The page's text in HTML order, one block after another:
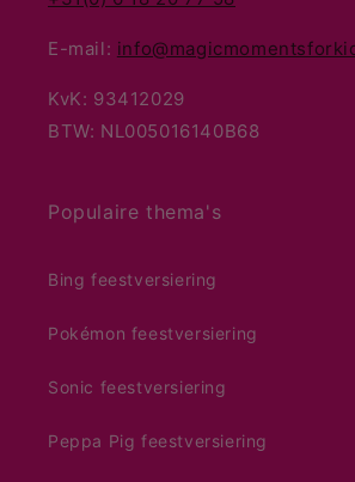
E-mail:
KvK: 93412029
BTW: NL005016140B68
Populaire thema's
Bing feestversiering
Pokémon feestversiering
Sonic feestversiering
Peppa Pig feestversiering